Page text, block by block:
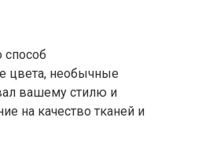
способ
цвета, необычные
вашему стилю и
на качество тканей и